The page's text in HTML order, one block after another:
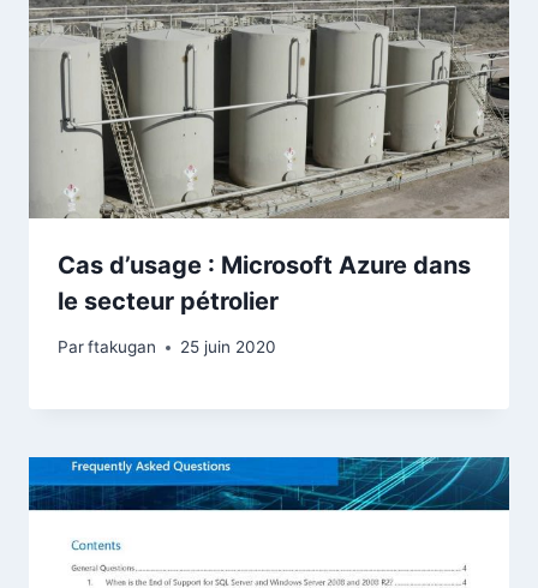
Cas d’usage : Microsoft Azure dans
le secteur pétrolier
Parftakugan 25 juin 2020